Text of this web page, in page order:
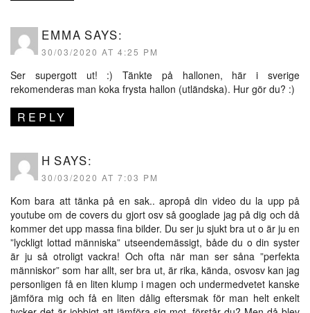
EMMA SAYS:
30/03/2020 AT 4:25 PM
Ser supergott ut! :) Tänkte på hallonen, här i sverige
rekomenderas man koka frysta hallon (utländska). Hur gör du? :)
REPLY
H SAYS:
30/03/2020 AT 7:03 PM
Kom bara att tänka på en sak.. apropå din video du la upp på
youtube om de covers du gjort osv så googlade jag på dig och då
kommer det upp massa fina bilder. Du ser ju sjukt bra ut o är ju en
”lyckligt lottad människa” utseendemässigt, både du o din syster
är ju så otroligt vackra! Och ofta när man ser såna ”perfekta
människor” som har allt, ser bra ut, är rika, kända, osvosv kan jag
personligen få en liten klump i magen och undermedvetet kanske
jämföra mig och få en liten dålig eftersmak för man helt enkelt